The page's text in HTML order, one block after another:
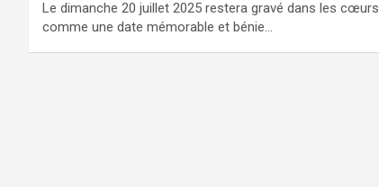
Le dimanche 20 juillet 2025 restera gravé dans les cœurs
comme une date mémorable et bénie…